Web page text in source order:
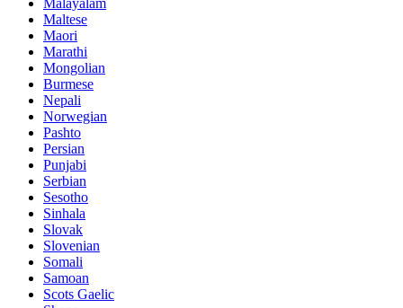
Malayalam
Maltese
Maori
Marathi
Mongolian
Burmese
Nepali
Norwegian
Pashto
Persian
Punjabi
Serbian
Sesotho
Sinhala
Slovak
Slovenian
Somali
Samoan
Scots Gaelic